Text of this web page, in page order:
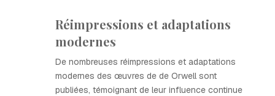
Réimpressions et adaptations
modernes
De nombreuses réimpressions et adaptations
modernes des œuvres de de Orwell sont
publiées, témoignant de leur influence continue